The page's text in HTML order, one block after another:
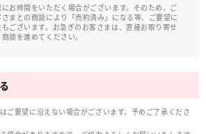
お時間をいただく場合がございます。そのため、ご
まとの商談により「売約済み」になる等、ご要望に
ございます。お急ぎのお客さまは、直接お取り寄せ
談を進めてください。
ご要望に沿えない場合がございます。予めご了承くださ